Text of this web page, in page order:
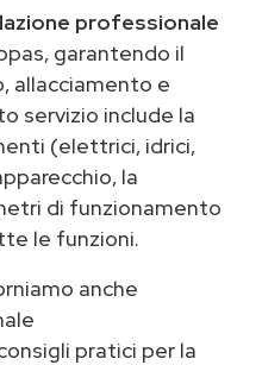
professionale
garantendo il
allacciamento e
servizio include la
(elettrici, idrici,
la
di funzionamento
le funzioni.
anche
pratici per la